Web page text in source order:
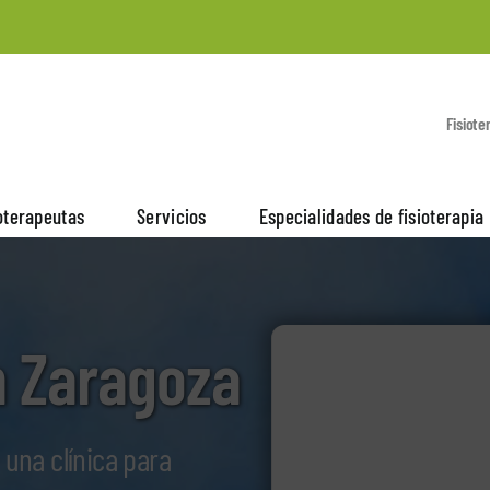
Servicios Especialidades de fisioterapia
clínica para